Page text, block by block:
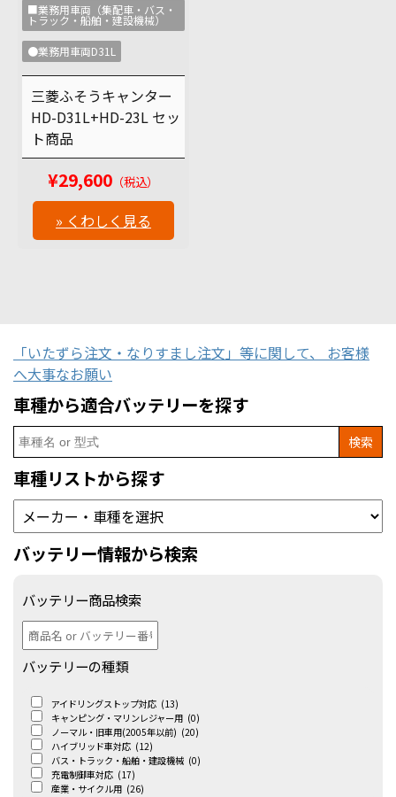
■業務用車両（集配車・バス・
トラック・船舶・建設機械）
●業務用車両D31L
三菱ふそうキャンター
HD-D31L+HD-23L セッ
ト商品
¥29,600 （税込）
» くわしく見る
「いたずら注文・なりすまし注文」等に関して、 お客様
へ大事なお願い
車種から適合バッテリーを探す
Search
for:
車種リストから探す
バッテリー情報から検索
バッテリー商品検索
バッテリーの種類
アイドリングストップ対応 (13)
キャンピング・マリンレジャー用 (0)
ノーマル・旧車用(2005年以前) (20)
ハイブリッド車対応 (12)
バス・トラック・船舶・建設機械 (0)
充電制御車対応 (17)
産業・サイクル用 (26)